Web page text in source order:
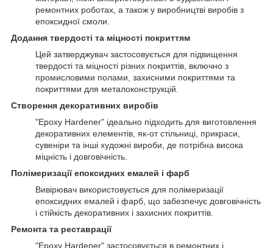
ремонтних роботах, а також у виробництві виробів з
епоксидної смоли.
Додання твердості та міцності покриттям
Цей затверджувач застосовується для підвищення
твердості та міцності різних покриттів, включно з
промисловими полами, захисними покриттями та
покриттями для металоконструкцій.
Створення декоративних виробів
"Epoxy Hardener" ідеально підходить для виготовлення
декоративних елементів, як-от стільниці, прикраси,
сувеніри та інші художні вироби, де потрібна висока
міцність і довговічність.
Полімеризації епоксидних емалей і фарб
Вивірювач використовується для полімеризації
епоксидних емалей і фарб, що забезпечує довговічність
і стійкість декоративних і захисних покриттів.
Ремонта та реставрації
"Epoxy Hardener" застосовується в ремонтних і